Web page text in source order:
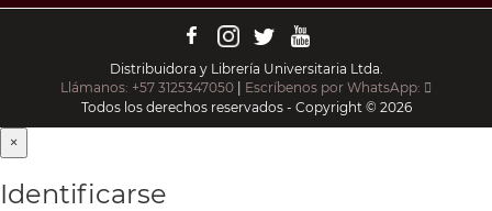
Distribuidora y Librería Universitaria Ltda.
Llámanos: +57 3125347050
Escríbenos por WhatsApp:
Todos los derechos reservados - Copyright © 2026
×
Identificarse